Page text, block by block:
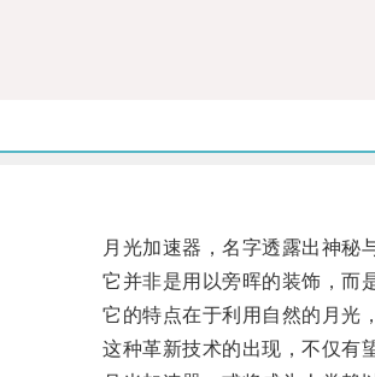
月光加速器，名字透露出神秘与
它并非是用以旁晖的装饰，而是
它的特点在于利用自然的月光，
这种革新技术的出现，不仅有望